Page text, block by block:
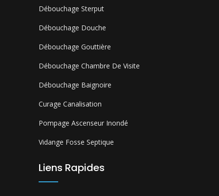
Débouchage Sterput
Débouchage Douche
Débouchage Gouttière
Débouchage Chambre De Visite
Débouchage Baignoire
Curage Canalisation
Pompage Ascenseur Inondé
Vidange Fosse Septique
Liens Rapides